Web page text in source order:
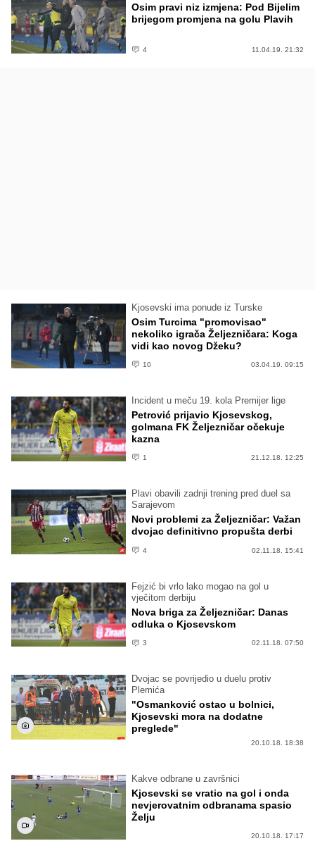
Osim pravi niz izmjena: Pod Bijelim
brijegom promjena na golu Plavih
4 11.04.19. 21:32
Kjosevski ima ponude iz Turske
Osim Turcima "promovisao"
nekoliko igrača Željezničara: Koga
vidi kao novog Džeku?
10 03.04.19. 09:15
Incident u meču 19. kola Premijer lige
Petrović prijavio Kjosevskog,
golmana FK Željezničar očekuje
kazna
1 21.12.18. 12:25
Plavi obavili zadnji trening pred duel sa
Sarajevom
Novi problemi za Željezničar: Važan
dvojac definitivno propušta derbi
4 02.11.18. 15:41
Fejzić bi vrlo lako mogao na gol u
vječitom derbiju
Nova briga za Željezničar: Danas
odluka o Kjosevskom
3 02.11.18. 07:50
Dvojac se povrijedio u duelu protiv
Plemića
"Osmanković ostao u bolnici,
Kjosevski mora na dodatne
preglede"
20.10.18. 18:38
Kakve odbrane u završnici
Kjosevski se vratio na gol i onda
nevjerovatnim odbranama spasio
Želju
20.10.18. 17:17